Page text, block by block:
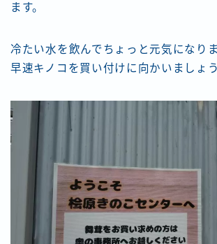
ます。
冷たい水を飲んでちょっと元気になり
早速キノコを買い付けに向かいましょ